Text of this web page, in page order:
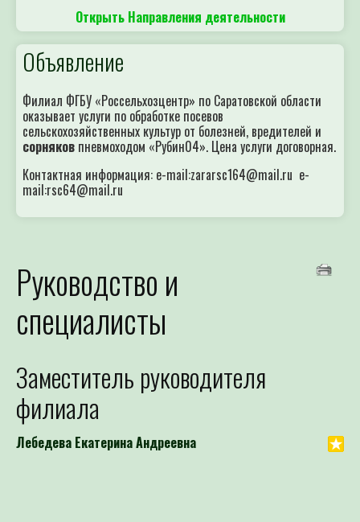
Открыть Направления деятельности
Объявление
Филиал ФГБУ «Россельхозцентр» по Саратовской области
оказывает услуги по обработке посевов
сельскохозяйственных культур от болезней, вредителей и
сорняков пневмоходом «Рубин04». Цена услуги договорная.
Контактная информация: e-mail:zararsc164@mail.ru e-
mail:rsc64@mail.ru
Руководство и
специалисты
Заместитель руководителя
филиала
Лебедева Екатерина Андреевна